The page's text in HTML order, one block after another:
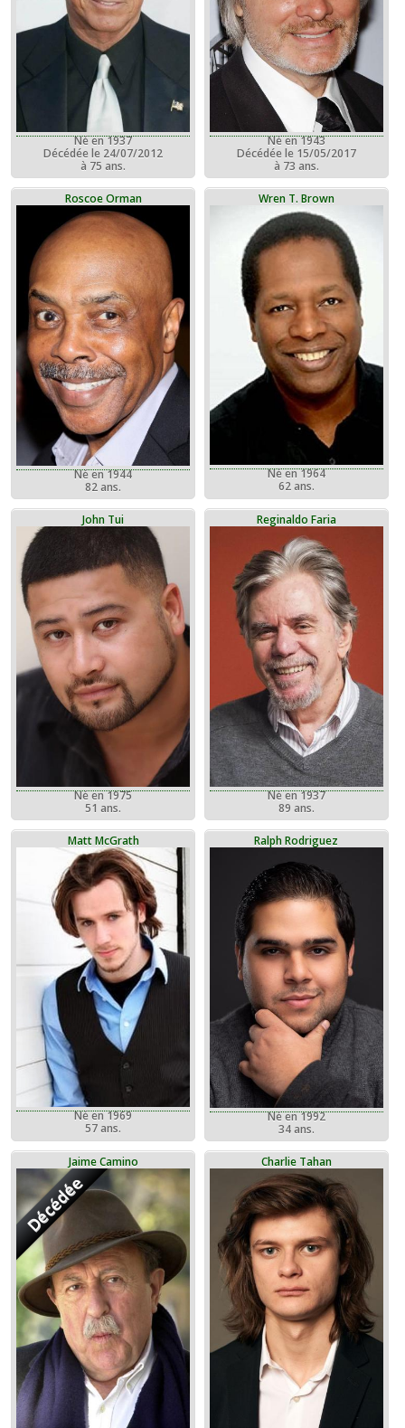
Né en 1937
Décédée le 24/07/2012
à 75 ans.
Né en 1943
Décédée le 15/05/2017
à 73 ans.
Roscoe Orman
Né en 1944
82 ans.
Wren T. Brown
Né en 1964
62 ans.
John Tui
Né en 1975
51 ans.
Reginaldo Faria
Né en 1937
89 ans.
Matt McGrath
Né en 1969
57 ans.
Ralph Rodriguez
Né en 1992
34 ans.
Jaime Camino
Décédée
Charlie Tahan